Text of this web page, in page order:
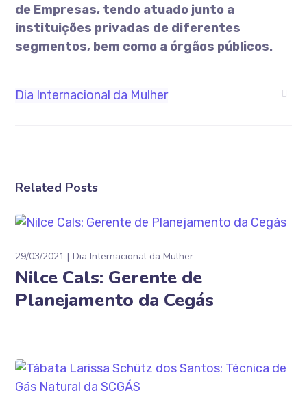
de Empresas, tendo atuado junto a
instituições privadas de diferentes
segmentos, bem como a órgãos públicos.
Dia Internacional da Mulher
Related Posts
29/03/2021 Dia Internacional da Mulher
Nilce Cals: Gerente de
Planejamento da Cegás